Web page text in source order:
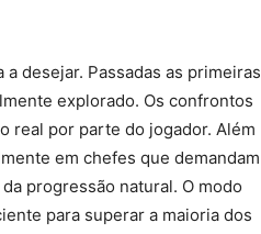
desejar. Passadas as primeiras
explorado. Os confrontos
real por parte do jogador. Além
em chefes que demandam
progressão natural. O modo
para superar a maioria dos